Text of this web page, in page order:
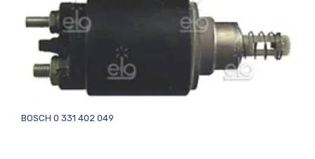
BOSCH 0 331 402 049